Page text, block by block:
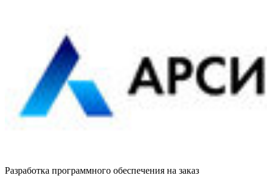
Разработка программного обеспечения на заказ